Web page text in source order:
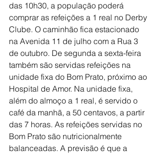
das 10h30, a população poderá
comprar as refeições a 1 real no Derby
Clube. O caminhão fica estacionado
na Avenida 11 de julho com a Rua 3
de outubro. De segunda a sexta-feira
também são servidas refeições na
unidade fixa do Bom Prato, próximo ao
Hospital de Amor. Na unidade fixa,
além do almoço a 1 real, é servido o
café da manhã, a 50 centavos, a partir
das 7 horas. As refeições servidas no
Bom Prato são nutricionalmente
balanceadas. A previsão é que a